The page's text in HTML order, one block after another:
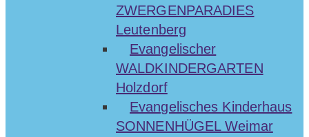
ZWERGENPARADIES
Leutenberg
Evangelischer
WALDKINDERGARTEN
Holzdorf
Evangelisches Kinderhaus
SONNENHÜGEL Weimar